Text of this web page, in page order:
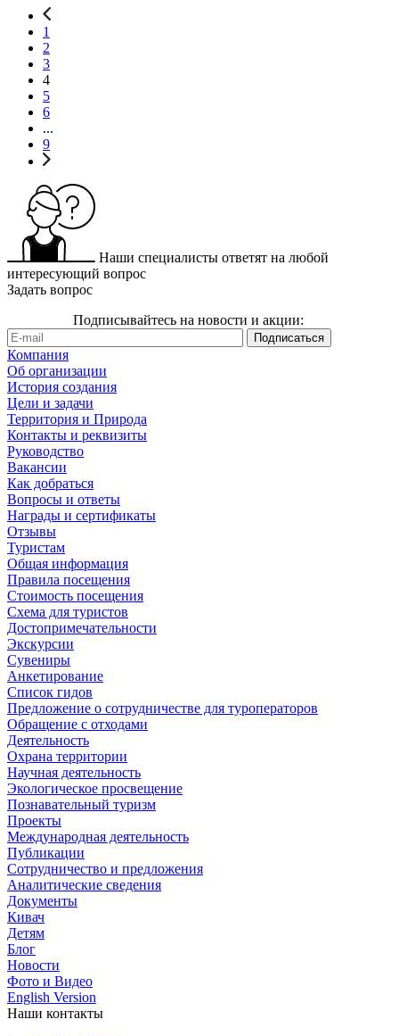
1
2
3
4
5
6
...
9
Наши специалисты ответят на любой
интересующий вопрос
Задать вопрос
Подписывайтесь на новости и акции:
Компания
Об организации
История создания
Цели и задачи
Территория и Природа
Контакты и реквизиты
Руководство
Вакансии
Как добраться
Вопросы и ответы
Награды и сертификаты
Отзывы
Туристам
Общая информация
Правила посещения
Стоимость посещения
Схема для туристов
Достопримечательности
Экскурсии
Сувениры
Анкетирование
Список гидов
Предложение о сотрудничестве для туроператоров
Обращение с отходами
Деятельность
Охрана территории
Научная деятельность
Экологическое просвещение
Познавательный туризм
Проекты
Международная деятельность
Публикации
Сотрудничество и предложения
Аналитические сведения
Документы
Кивач
Детям
Блог
Новости
Фото и Видео
English Version
Наши контакты